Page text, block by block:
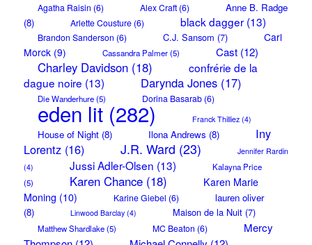
Agatha Raisin (6) Alex Craft(6)
Anne B. Radge
(8)
Arlette Cousture(6) black dagger(13)
Brandon Sanderson (6) C.J. Sansom (7)
Carl
Morck(9) Cassandra Palmer(5) Cast(12)
Charley Davidson(18)
confrérie de la
dague noire (13) Darynda Jones(17)
Die Wanderhure(5) Dorina Basarab(6)
eden lit(282) Franck Thilliez(4)
House of Night(8) Ilona Andrews (8)
Iny
Lorentz(16) J.R. Ward (23)
Jennifer Rardin
(4)
Jussi Adler-Olsen (13)
Kalayna Price
(5)
Karen Chance(18)
Karen Marie
Moning (10) Karine Giebel (6)
lauren oliver
(8)
Linwood Barclay(4) Maison de la Nuit(7)
Matthew Shardlake(5) MC Beaton (6)
Mercy